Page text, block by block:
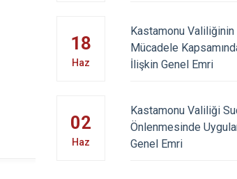
Daday
Doğanyurt
Kaymakamımız Sayın Taha
Nisan Ulusal Egemenlik ve
Bayramı mesajı;
18
Haz
Kastamonu Valiliğinin
Mücadele
İlişkin Genel Emri
02
Haz
Kastamonu Valiliği
Önlenmesinde
Genel Emri